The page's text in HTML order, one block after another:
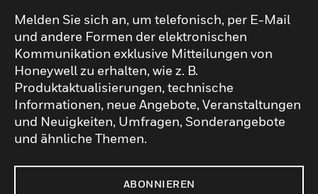
Melden Sie sich an, um telefonisch, per E-Mail
und andere Formen der elektronischen
Kommunikation exklusive Mitteilungen von
Honeywell zu erhalten, wie z. B.
Produktaktualisierungen, technische
Informationen, neue Angebote, Veranstaltungen
und Neuigkeiten, Umfragen, Sonderangebote
und ähnliche Themen.
ABONNIEREN